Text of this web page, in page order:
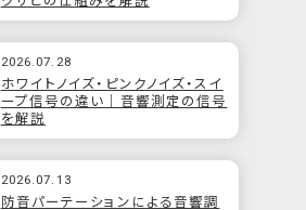
2026.07.28
ホワイトノイズ・ピンクノイズ・スイ
ープ信号の違い｜音響測定の信号
を解説
2026.07.13
防音パーテーションによる音響調